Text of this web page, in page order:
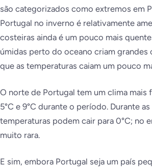
são categorizados como extremos em
Portugal no inverno é relativamente
costeiras ainda é um pouco mais
úmidas perto do oceano criam grandes
que as temperaturas caiam um pouco
O norte de Portugal tem um clima mais
5°C e 9°C durante o período. Durante
temperaturas podem cair para 0°C; no
muito rara.
E sim, embora Portugal seja um país